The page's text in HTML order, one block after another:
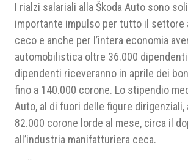
I rialzi salariali alla Škoda Auto sono
importante impulso per tutto il settore
ceco e anche per l’intera economia
automobilistica oltre 36.000
dipendenti riceveranno in aprile dei
fino a 140.000 corone. Lo stipendio
Auto, al di fuori delle figure dirigenziali,
82.000 corone lorde al mese, circa il
all’industria manifatturiera ceca.